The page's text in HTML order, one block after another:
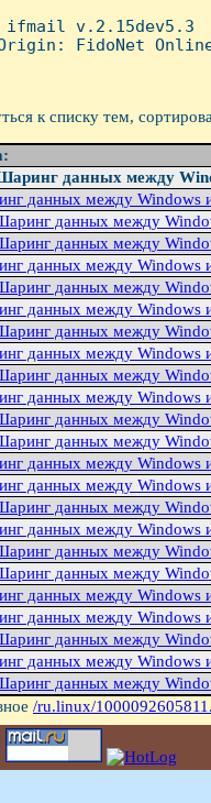
v.2.15dev5.3
FidoNet
к списку тем,
данных между
данных между Windows
данных между
данных между
данных между Windows
данных между
данных между Windows
данных между
данных между Windows
данных между
данных между Windows
данных между
данных между
данных между Windows
данных между Windows
данных между
данных между Windows
данных между
данных между
данных между Windows
данных между Windows
данных между
данных между Windows
данных между
/ru.linux/